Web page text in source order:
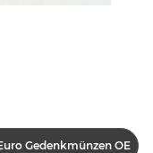
Gedenkmünzen OE